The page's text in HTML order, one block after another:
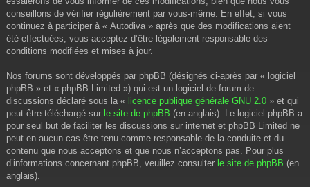
conseillons de vérifier régulièrement par vous-même. En effet, si vous
continuez à participer à « Autodiva » après que des modifications aient
été effectuées, vous acceptez d’être légalement responsable des
conditions modifiées et mises à jour.
Nos forums sont développés par phpBB (désignés ci-après par « logiciel
phpBB » et « phpBB Limited ») qui est un logiciel de forum de
discussions déclaré sous la « licence publique générale GNU 2.0 » et qui
peut être téléchargé sur le site de phpBB (en anglais). Le logiciel phpBB a
pour seul but de faciliter les discussions sur internet et phpBB Limited ne
peut en aucun cas être tenu comme responsable de la conduite et du
contenu que nous acceptons et que nous n’acceptons pas. Pour plus
d’informations concernant phpBB, veuillez consulter le site de phpBB (en
anglais).